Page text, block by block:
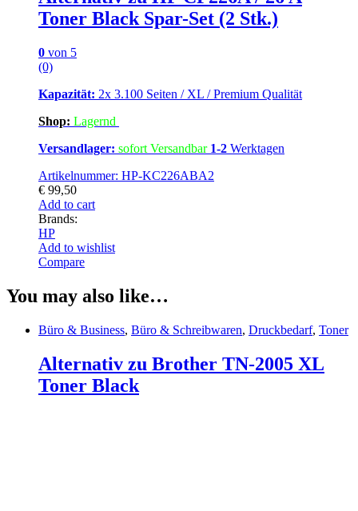
Toner Black Spar-Set (2 Stk.)
0 von 5
(0)
Kapazität: 2x 3.100 Seiten / XL / Premium Qualität
Shop: Lagernd
Versandlager: sofort Versandbar 1-2 Werktagen
Artikelnummer: HP-KC226ABA2
€ 99,50
Add to cart
Brands:
HP
Add to wishlist
Compare
You may also like…
Büro & Business, Büro & Schreibwaren, Druckbedarf, Toner
Alternativ zu Brother TN-2005 XL
Toner Black